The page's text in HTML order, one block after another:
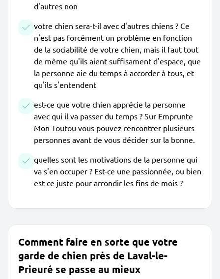
d'autres non
votre chien sera-t-il avec d'autres chiens ? Ce
n'est pas forcément un problème en fonction
de la sociabilité de votre chien, mais il faut tout
de même qu'ils aient suffisament d'espace, que
la personne aie du temps à accorder à tous, et
qu'ils s'entendent
est-ce que votre chien apprécie la personne
avec qui il va passer du temps ? Sur Emprunte
Mon Toutou vous pouvez rencontrer plusieurs
personnes avant de vous décider sur la bonne.
quelles sont les motivations de la personne qui
va s'en occuper ? Est-ce une passionnée, ou bien
est-ce juste pour arrondir les fins de mois ?
Comment faire en sorte que votre
garde de chien près de Laval-le-
Prieuré se passe au mieux